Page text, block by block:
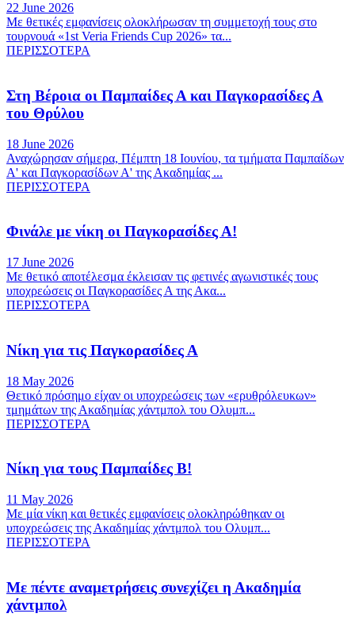
22 June 2026
Με θετικές εμφανίσεις ολοκλήρωσαν τη συμμετοχή τους στο
τουρνουά «1st Veria Friends Cup 2026» τα...
ΠΕΡΙΣΣΟΤΕΡΑ
Στη Βέροια οι Παμπαίδες Α και Παγκορασίδες Α
του Θρύλου
18 June 2026
Αναχώρησαν σήμερα, Πέμπτη 18 Ιουνίου, τα τμήματα Παμπαίδων
Α' και Παγκορασίδων Α' της Ακαδημίας ...
ΠΕΡΙΣΣΟΤΕΡΑ
Φινάλε με νίκη οι Παγκορασίδες Α!
17 June 2026
Με θετικό αποτέλεσμα έκλεισαν τις φετινές αγωνιστικές τους
υποχρεώσεις οι Παγκορασίδες Α της Ακα...
ΠΕΡΙΣΣΟΤΕΡΑ
Νίκη για τις Παγκορασίδες Α
18 May 2026
Θετικό πρόσημο είχαν οι υποχρεώσεις των «ερυθρόλευκων»
τμημάτων της Ακαδημίας χάντμπολ του Ολυμπ...
ΠΕΡΙΣΣΟΤΕΡΑ
Νίκη για τους Παμπαίδες Β!
11 May 2026
Με μία νίκη και θετικές εμφανίσεις ολοκληρώθηκαν οι
υποχρεώσεις της Ακαδημίας χάντμπολ του Ολυμπ...
ΠΕΡΙΣΣΟΤΕΡΑ
Με πέντε αναμετρήσεις συνεχίζει η Ακαδημία
χάντμπολ